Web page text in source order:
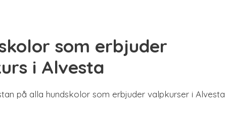
som erbjuder
i Alvesta
på alla hundskolor som erbjuder valpkurser i Alvesta